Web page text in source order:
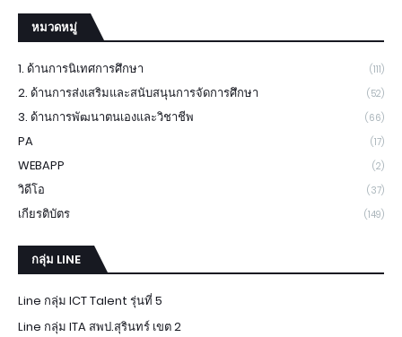
หมวดหมู่
1. ด้านการนิเทศการศึกษา (111)
2. ด้านการส่งเสริมและสนับสนุนการจัดการศึกษา (52)
3. ด้านการพัฒนาตนเองและวิชาชีพ (66)
PA (17)
WEBAPP (2)
วิดีโอ (37)
เกียรติบัตร (149)
กลุ่ม LINE
Line กลุ่ม ICT Talent รุ่นที่ 5
Line กลุ่ม ITA สพป.สุรินทร์ เขต 2